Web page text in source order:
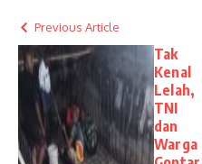
Previous Article
Tak
Kenal
Lelah,
TNI
dan
Warga